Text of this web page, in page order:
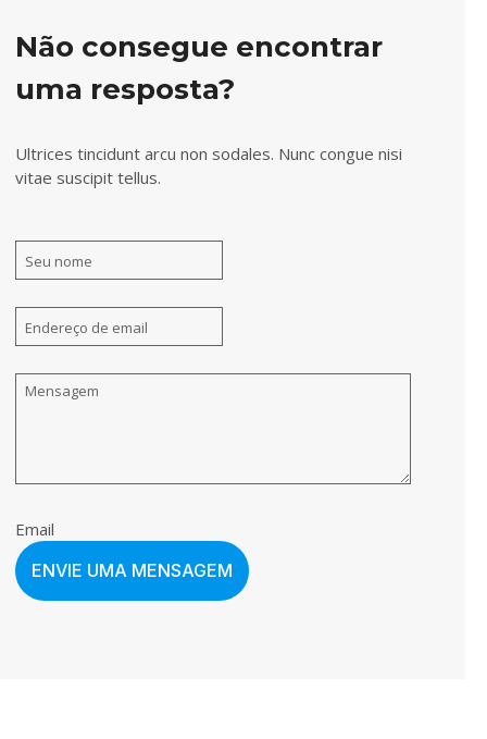
Não consegue encontrar
uma resposta?
Ultrices tincidunt arcu non sodales. Nunc congue nisi
vitae suscipit tellus.
Email
ENVIE UMA MENSAGEM